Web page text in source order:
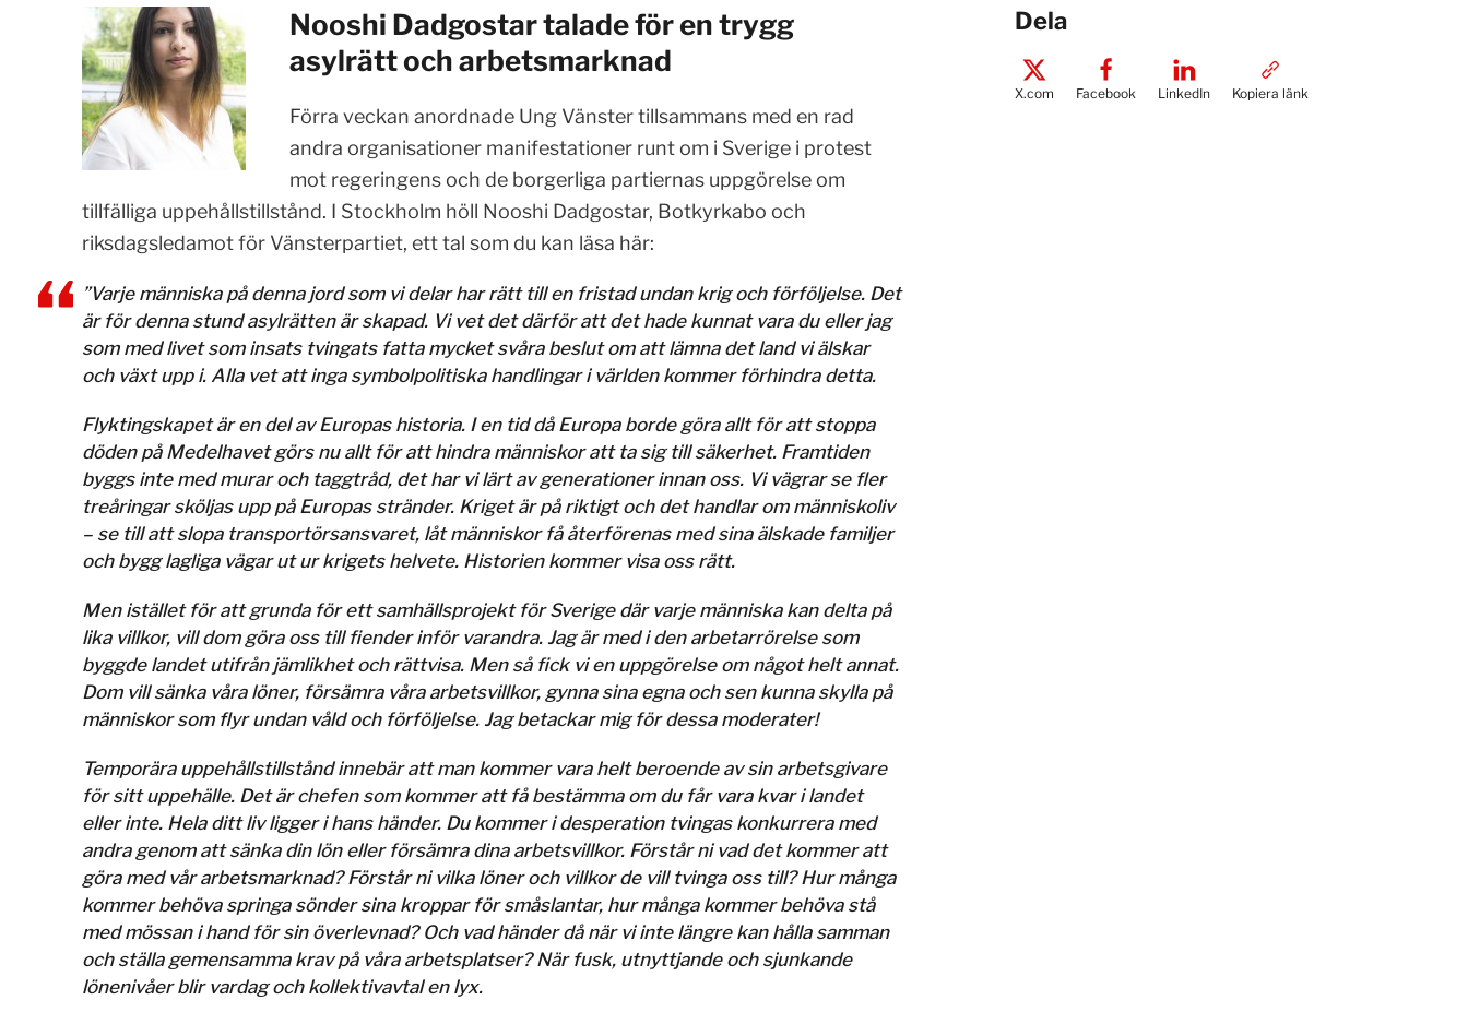
Nooshi Dadgostar talade för en trygg
asylrätt och arbetsmarknad
Förra veckan anordnade Ung Vänster tillsammans med en rad
andra organisationer manifestationer runt om i Sverige i protest
mot regeringens och de borgerliga partiernas uppgörelse om
tillfälliga uppehållstillstånd. I Stockholm höll Nooshi Dadgostar, Botkyrkabo och
riksdagsledamot för Vänsterpartiet, ett tal som du kan läsa här:
”Varje människa på denna jord som vi delar har rätt till en fristad undan krig och förföljelse. Det
är för denna stund asylrätten är skapad. Vi vet det därför att det hade kunnat vara du eller jag
som med livet som insats tvingats fatta mycket svåra beslut om att lämna det land vi älskar
och växt upp i. Alla vet att inga symbolpolitiska handlingar i världen kommer förhindra detta.
Flyktingskapet är en del av Europas historia. I en tid då Europa borde göra allt för att stoppa
döden på Medelhavet görs nu allt för att hindra människor att ta sig till säkerhet. Framtiden
byggs inte med murar och taggtråd, det har vi lärt av generationer innan oss. Vi vägrar se fler
treåringar sköljas upp på Europas stränder. Kriget är på riktigt och det handlar om människoliv
– se till att slopa transportörsansvaret, låt människor få återförenas med sina älskade familjer
och bygg lagliga vägar ut ur krigets helvete. Historien kommer visa oss rätt.
Men istället för att grunda för ett samhällsprojekt för Sverige där varje människa kan delta på
lika villkor, vill dom göra oss till fiender inför varandra. Jag är med i den arbetarrörelse som
byggde landet utifrån jämlikhet och rättvisa. Men så fick vi en uppgörelse om något helt annat.
Dom vill sänka våra löner, försämra våra arbetsvillkor, gynna sina egna och sen kunna skylla på
människor som flyr undan våld och förföljelse. Jag betackar mig för dessa moderater!
Temporära uppehållstillstånd innebär att man kommer vara helt beroende av sin arbetsgivare
för sitt uppehälle. Det är chefen som kommer att få bestämma om du får vara kvar i landet
eller inte. Hela ditt liv ligger i hans händer. Du kommer i desperation tvingas konkurrera med
andra genom att sänka din lön eller försämra dina arbetsvillkor. Förstår ni vad det kommer att
göra med vår arbetsmarknad? Förstår ni vilka löner och villkor de vill tvinga oss till? Hur många
kommer behöva springa sönder sina kroppar för småslantar, hur många kommer behöva stå
med mössan i hand för sin överlevnad? Och vad händer då när vi inte längre kan hålla samman
och ställa gemensamma krav på våra arbetsplatser? När fusk, utnyttjande och sjunkande
lönenivåer blir vardag och kollektivavtal en lyx.
Dela
X.com Facebook LinkedIn Kopiera länk